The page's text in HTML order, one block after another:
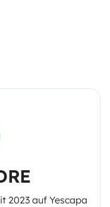
2023 auf Yescapa